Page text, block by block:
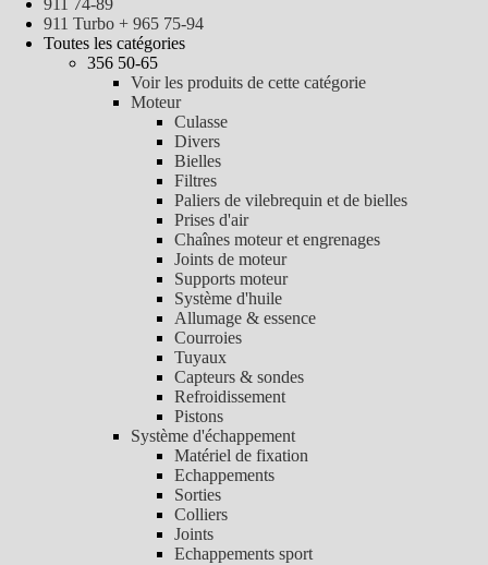
911 74-89
911 Turbo + 965 75-94
Toutes les catégories
356 50-65
Voir les produits de cette catégorie
Moteur
Culasse
Divers
Bielles
Filtres
Paliers de vilebrequin et de bielles
Prises d'air
Chaînes moteur et engrenages
Joints de moteur
Supports moteur
Système d'huile
Allumage & essence
Courroies
Tuyaux
Capteurs & sondes
Refroidissement
Pistons
Système d'échappement
Matériel de fixation
Echappements
Sorties
Colliers
Joints
Echappements sport